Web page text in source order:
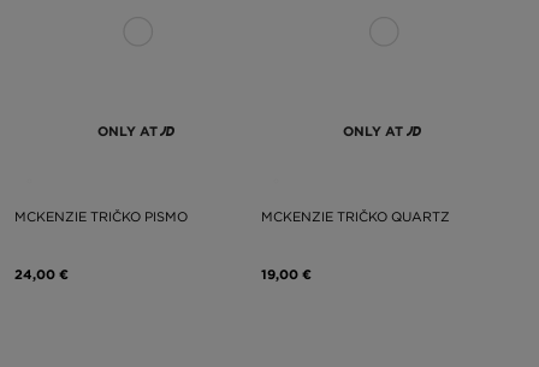
ONLY AT
MCKENZIE TRIČKO PISMO
24,00 €
ONLY AT
MCKENZIE TRIČKO QUARTZ
19,00 €